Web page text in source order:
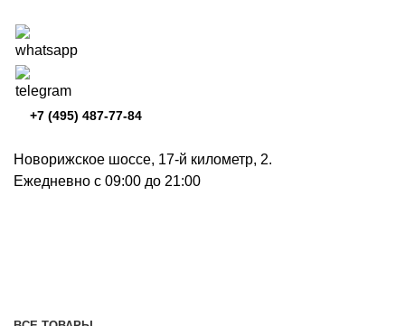
+7 (495) 487-77-84
Новорижское шоссе, 17-й километр, 2.
Ежедневно с 09:00 до 21:00